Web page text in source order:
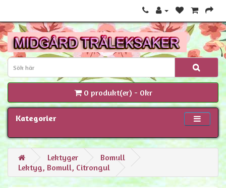
0 produkt(er) - 0kr
Kategorier
Lektyger
Bomull
Lektyg, Bomull, Citrongul